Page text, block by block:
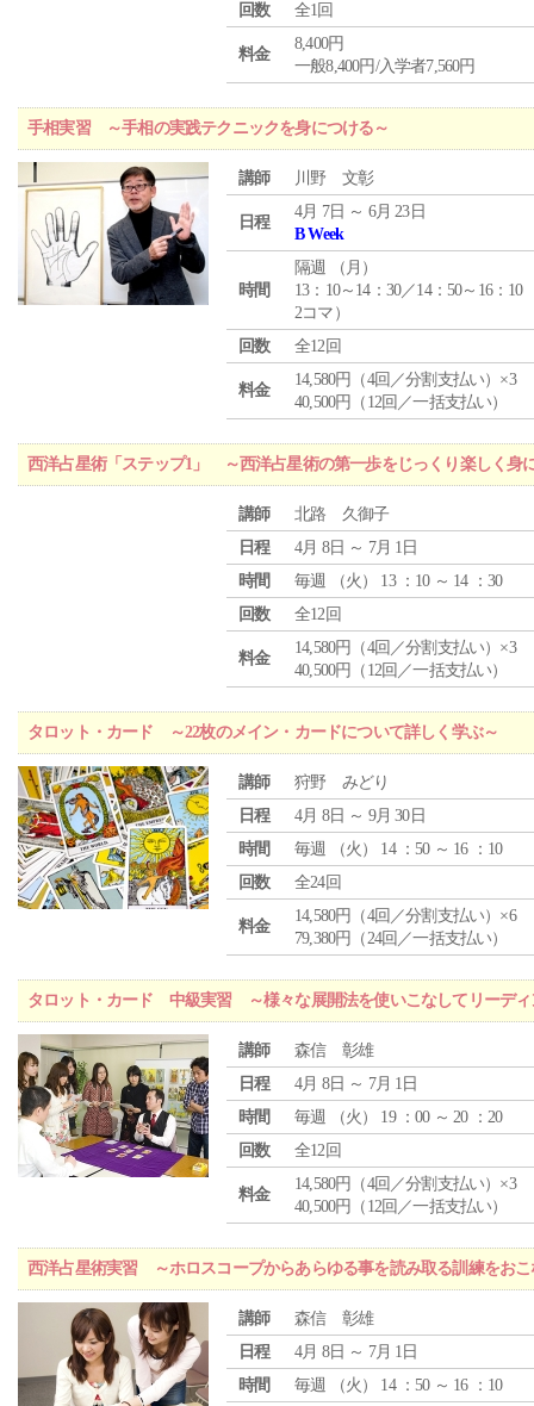
回数
全1回
料金
8,400円
一般8,400円/入学者7,560円
手相実習 ～手相の実践テクニックを身につける～
講師 川野 文彰
日程
4月 7日 ～ 6月 23日
B Week
時間
隔週 （ 月 ）
13：10～14：30／14：50～16：10
2コマ）
回数
全12回
料金
14,580円（4回／分割支払い）×3
40,500円（12回／一括支払い）
西洋占星術「ステップ1」 ～西洋占星術の第一歩をじっくり楽しく身
講師
北路 久御子
日程
4月 8日 ～ 7月 1日
時間
毎週 （火 ） 13 ：10 ～ 14 ：30
回数
全12回
料金
14,580円（4回／分割支払い）×3
40,500円（12回／一括支払い）
タロット・カード ～22枚のメイン・カードについて詳しく学ぶ～
講師
狩野 みどり
日程
4月 8日 ～ 9月 30日
時間
毎週 （火 ） 14 ：50 ～ 16 ：10
回数
全24回
料金
14,580円（4回／分割支払い）×6
79,380円（24回／一括支払い）
タロット・カード 中級実習 ～様々な展開法を使いこなしてリーディ
講師
森信 彰雄
日程
4月 8日 ～ 7月 1日
時間
毎週 （火 ） 19 ：00 ～ 20 ：20
回数
全12回
料金
14,580円（4回／分割支払い）×3
40,500円（12回／一括支払い）
西洋占星術実習 ～ホロスコープからあらゆる事を読み取る訓練をおこ
講師
森信 彰雄
日程
4月 8日 ～ 7月 1日
時間
毎週 （火 ） 14 ：50 ～ 16 ：10